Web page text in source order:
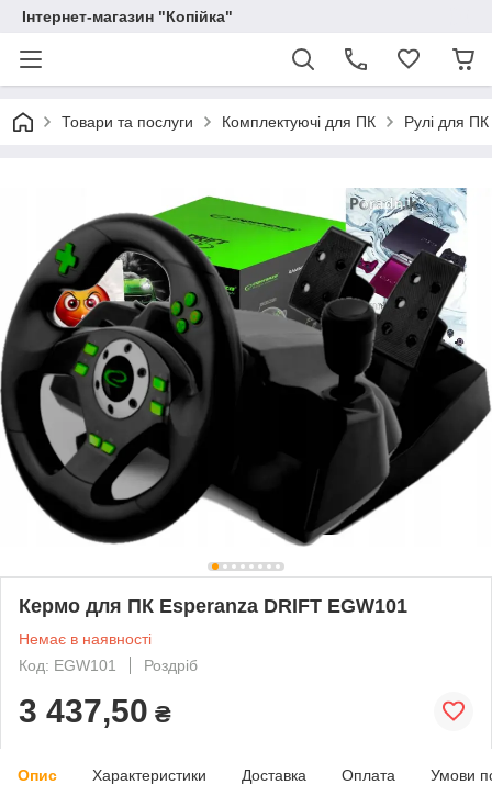
Інтернет-магазин "Копійка"
Товари та послуги Комплектуючі для ПК Рулі для ПК
Кермо для ПК Esperanza DRIFT EGW101
Немає в наявності
Код: EGW101
Роздріб
3 437,50 ₴
Опис Характеристики Доставка Оплата Умови